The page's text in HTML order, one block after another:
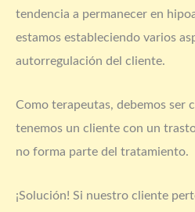
tendencia a permanecer en
estamos estableciendo varios
autorregulación del cliente.
Como terapeutas, debemos ser
tenemos un cliente con un
no forma parte del tratamiento.
¡Solución! Si nuestro cliente